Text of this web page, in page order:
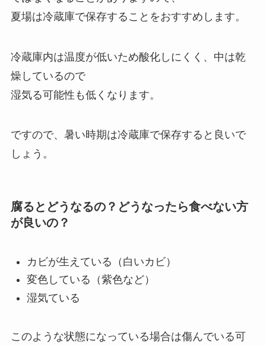
夏場は冷蔵庫で保存することをおすすめします。
冷蔵庫内は温度が低いため酸化しにくく、中は乾
燥しているので
湿気る可能性も低くなります。
ですので、暑い時期は冷蔵庫で保存すると良いで
しょう。
腐るとどうなるの？どうなったら食べない方
が良いの？
カビが生えている（白いカビ）
変色している（紫色など）
湿気ている
このような状態になっている場合は傷んでいる可